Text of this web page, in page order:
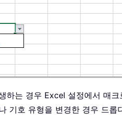
하는 경우 Excel 설정에서 매
기호 유형을 변경한 경우 드롭